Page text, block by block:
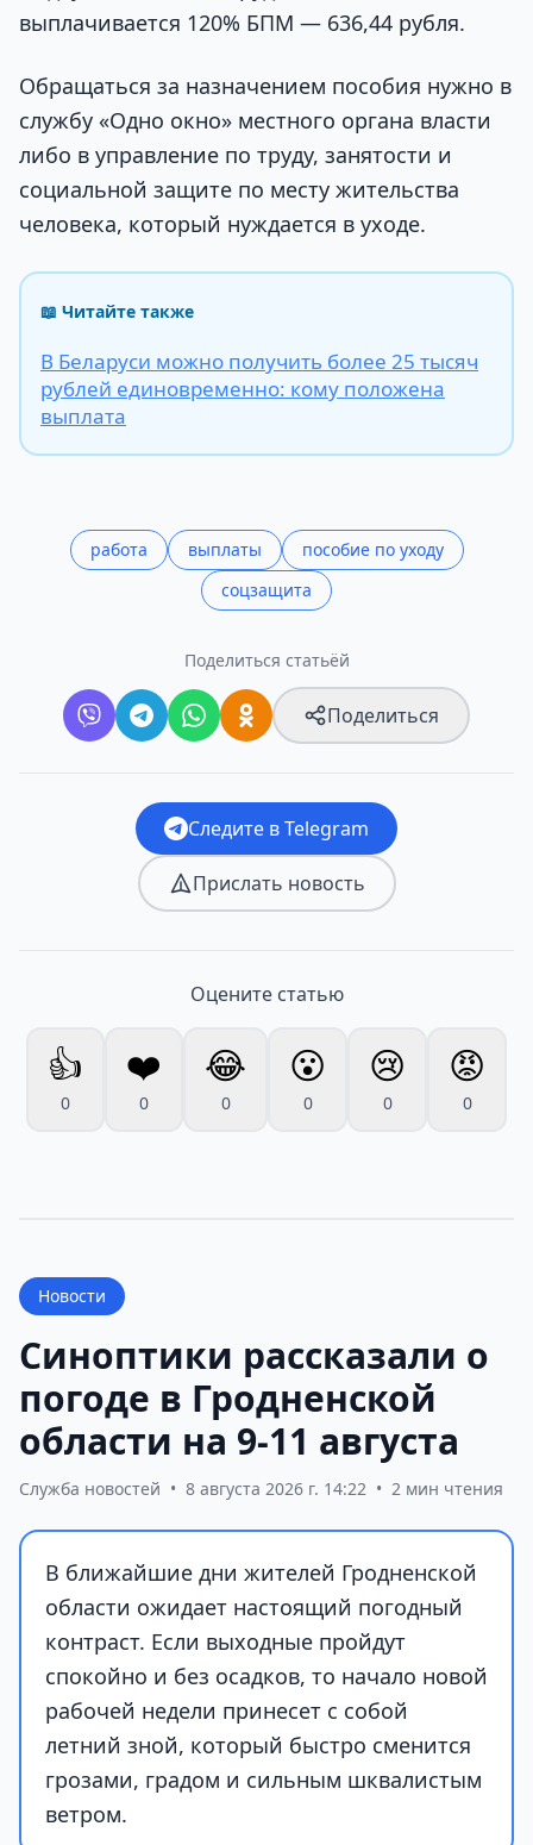
выплачивается 120% БПМ — 636,44 рубля.
Обращаться за назначением пособия нужно в
службу «Одно окно» местного органа власти
либо в управление по труду, занятости и
социальной защите по месту жительства
человека, который нуждается в уходе.
📖 Читайте также
В Беларуси можно получить более 25 тысяч
рублей единовременно: кому положена
выплата
работа выплаты
пособие по уходу
соцзащита
Поделиться статьёй
Поделиться
Следите в Telegram
Прислать новость
Оцените статью
👍
0
❤️
0
😂
0
😮
0
😢
0
😡
0
Новости
Синоптики рассказали о
погоде в Гродненской
области на 9-11 августа
Служба новостей • 8 августа 2026 г. 14:22 • 2 мин чтения
В ближайшие дни жителей Гродненской
области ожидает настоящий погодный
контраст. Если выходные пройдут
спокойно и без осадков, то начало новой
рабочей недели принесет с собой
летний зной, который быстро сменится
грозами, градом и сильным шквалистым
ветром.